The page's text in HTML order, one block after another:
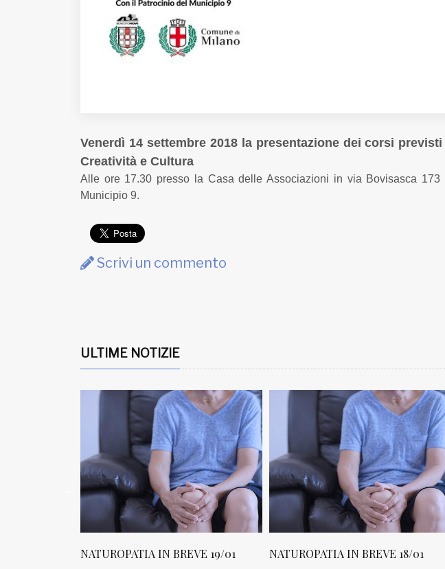
Venerdì 14 settembre 2018 la presentazione dei corsi
Creatività e Cultura
Alle ore 17.30 presso la Casa delle Associazioni in via Bovisasca 173
Municipio 9.
Scrivi un commento
ULTIME NOTIZIE
IN BREVE 19/01 NATUROPATIA IN BREVE 18/01 NATUROPATIA IN